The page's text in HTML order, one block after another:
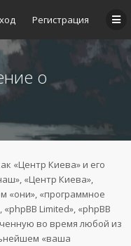
Регистрация
о
«Центр Киева» и его
«Центр Киева»,
«они», «программное
Limited», «phpBB
во время любой из
«ваша